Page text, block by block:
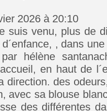
2026 à 20:10
suis venu, plus de
, dans
par hélène
en haut de
direction. des
avec sa blouse
des différentes